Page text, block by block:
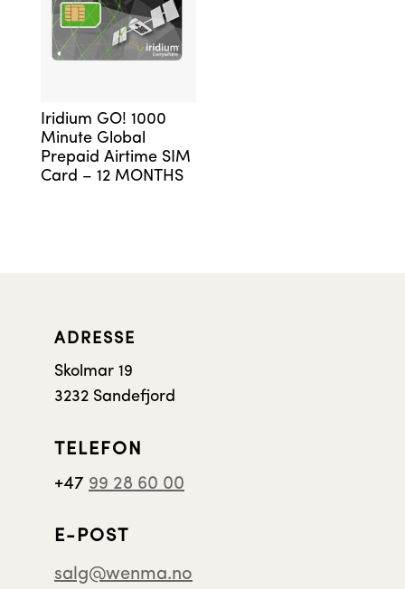
Iridium GO! 1000
Minute Global
Prepaid Airtime SIM
Card – 12 MONTHS
ADRESSE
Skolmar 19
3232 Sandefjord
TELEFON
+47 99 28 60 00
E-POST
salg@wenma.no